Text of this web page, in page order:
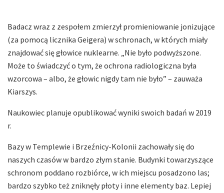
Badacz wraz z zespołem zmierzył promieniowanie jonizujące
(za pomocą licznika Geigera) w schronach, w których miały
znajdować się głowice nuklearne. „Nie było podwyższone.
Może to świadczyć o tym, że ochrona radiologiczna była
wzorcowa – albo, że głowic nigdy tam nie było” – zauważa
Kiarszys.
Naukowiec planuje opublikować wyniki swoich badań w 2019
r.
Bazy w Templewie i Brzeźnicy-Kolonii zachowały się do
naszych czasów w bardzo złym stanie. Budynki towarzyszące
schronom poddano rozbiórce, w ich miejscu posadzono las;
bardzo szybko też zniknęły płoty i inne elementy baz. Lepiej